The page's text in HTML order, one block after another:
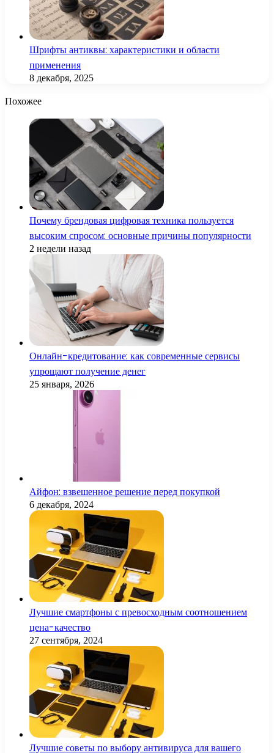
Шрифты антиквы: характеристики и области
применения
8 декабря, 2025
Похожее
Почему брендовая цифровая техника пользуется
высоким спросом: основные причины популярности
2 недели назад
Онлайн-кредитование: как современные сервисы
упрощают получение денег
25 января, 2026
Айфон: взвешенное решение перед покупкой
6 декабря, 2024
Лучшие смартфоны с превосходным соотношением
цена-качество
27 сентября, 2024
Лучшие советы по выбору антивируса для вашего